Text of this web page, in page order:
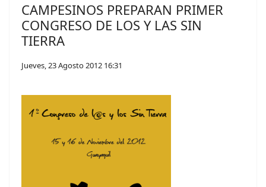
CAMPESINOS PREPARAN PRIMER
CONGRESO DE LOS Y LAS SIN
TIERRA
Jueves, 23 Agosto 2012 16:31